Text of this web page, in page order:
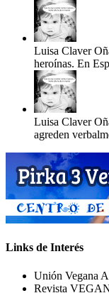
Luisa Claver
heroínas. En
Luisa Claver
agreden
Links de Interés
Unión Vegana
Revista